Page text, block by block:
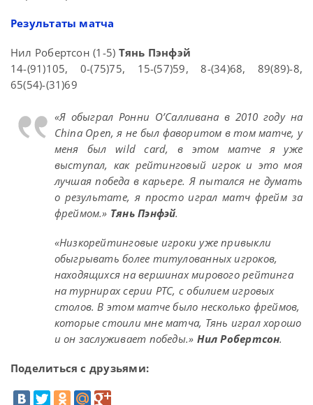
Результаты матча
Нил Робертсон (1-5) Тянь Пэнфэй
14-(91)105, 0-(75)75, 15-(57)59, 8-(34)68, 89(89)-8,
65(54)-(31)69
«Я обыграл Ронни О’Салливана в 2010 году на
China Open, я не был фаворитом в том матче, у
меня был wild card, в этом матче я уже
выступал, как рейтинговый игрок и это моя
лучшая победа в карьере. Я пытался не думать
о результате, я просто играл матч фрейм за
фреймом.» Тянь Пэнфэй.
«Низкорейтинговые игроки уже привыкли
обыгрывать более титулованных игроков,
находящихся на вершинах мирового рейтинга
на турнирах серии PTC, с обилием игровых
столов. В этом матче было несколько фреймов,
которые стоили мне матча, Тянь играл хорошо
и он заслуживает победы.» Нил Робертсон.
Поделиться с друзьями: